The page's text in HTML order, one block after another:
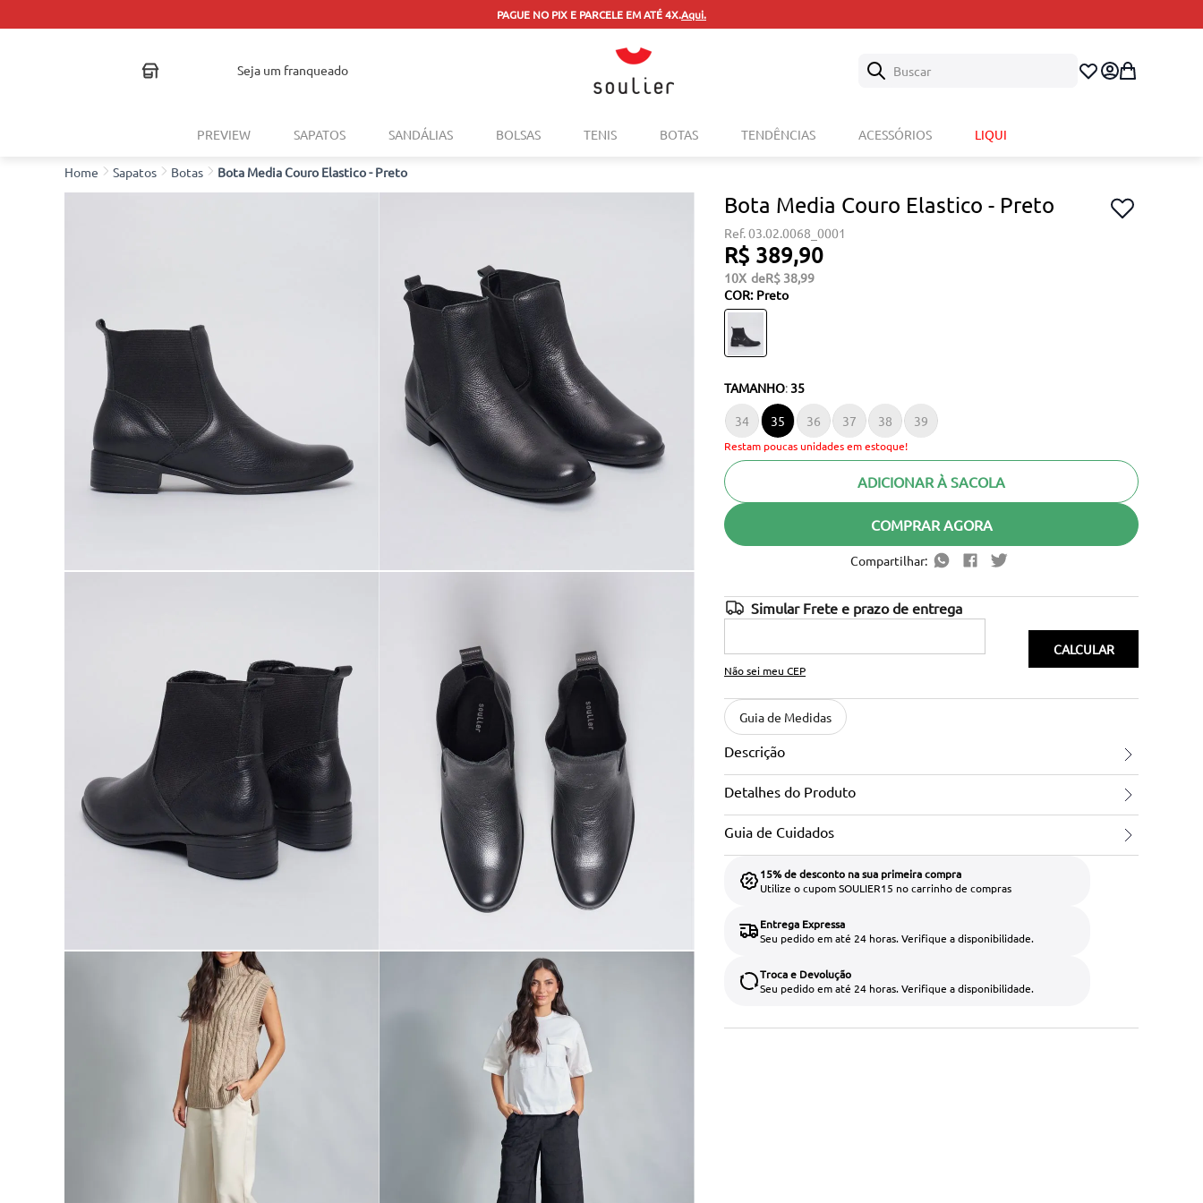
PAGUE NO PIX E PARCELE EM ATÉ 4X.Aqui.
seja um franqueado Buscar
PREVIEW SAPATOS SANDÁLIAS BOLSAS TENIS BOTAS TENDÊNCIAS ACESSÓRIOS LIQUI
Sapatos Botas Bota Media Couro Elastico - Preto
Bota Media Couro Elastico - Preto
03.02.0068_0001
R$ 389,90
10 R$ 38,99
COR: Preto
TAMANHO: 35
34 35 36 37 38 39
Restam poucas unidades em estoque!
ADICIONAR À SACOLA
COMPRAR AGORA
Compartilhar:
Não sei meu CEP
Guia de Medidas
Descrição
Detalhes do Produto
Guia de Cuidados
15% de desconto na sua primeira compra
Utilize o cupom SOULIER15 no carrinho de compras
Entrega Expressa
Seu pedido em até 24 horas. Verifique a disponibilidade.
Troca e Devolução
Seu pedido em até 24 horas. Verifique a disponibilidade.
1º
tenis
5º
mocassim
6º
sandalia
tenis couro
mochila
9º
10º anabela